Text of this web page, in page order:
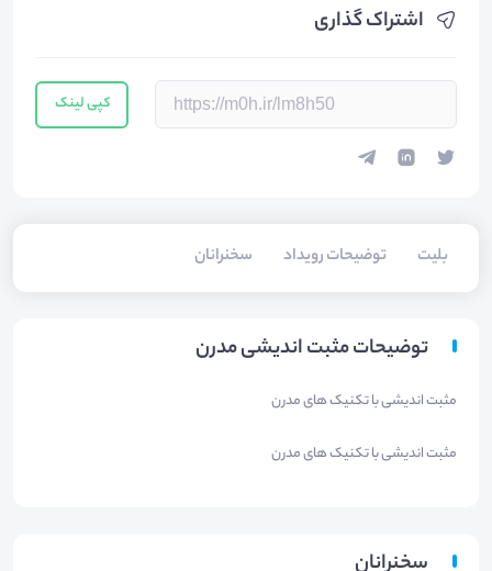
اشتراک گذاری
کپی لینک
بلیت‌ توضیحات رویداد سخنرانان
توضیحات مثبت اندیشی مدرن
مثبت اندیشی با تکنیک های مدرن
مثبت اندیشی با تکنیک های مدرن